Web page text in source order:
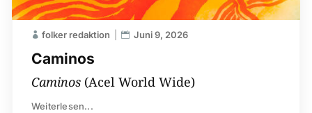
Caminos
folker redaktion Juni 9, 2026
Caminos(Acel World Wide)
Weiterlesen...